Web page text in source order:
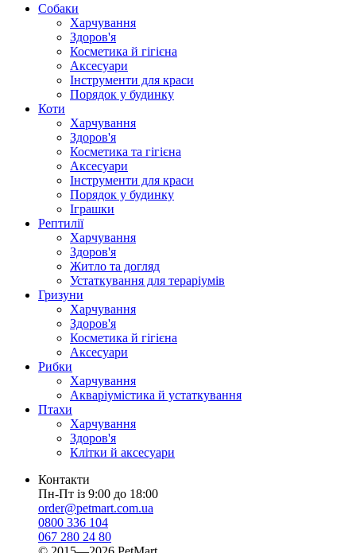
Собаки
Харчування
Здоров'я
Косметика й гігієна
Аксесуари
Інструменти для краси
Порядок у будинку
Коти
Харчування
Здоров'я
Косметика та гігієна
Аксесуари
Інструменти для краси
Порядок у будинку
Іграшки
Рептилії
Харчування
Здоров'я
Житло та догляд
Устаткування для тераріумів
Гризуни
Харчування
Здоров'я
Косметика й гігієна
Аксесуари
Рибки
Харчування
Акваріумістика й устаткування
Птахи
Харчування
Здоров'я
Клітки й аксесуари
Контакти
Пн-Пт із 9:00 до 18:00
order@petmart.com.ua
0800 336 104
067 280 24 80